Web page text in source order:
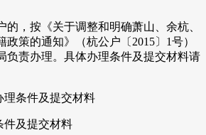
的，按《关于调整和明确萧山、余杭、
策的通知》（杭公户〔2015〕1号）
负责办理。具体办理条件及提交材料请
理条件及提交材料
件及提交材料